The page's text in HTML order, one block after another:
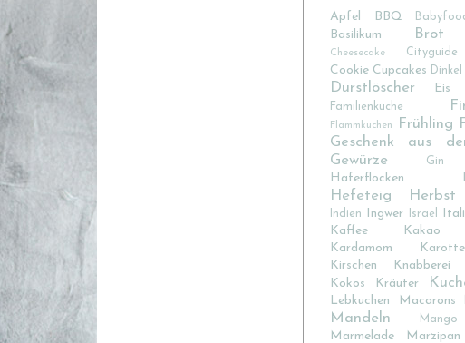
Apfel BBQ
Basilikum Brot
Cheesecake Cityguide
Cookie Cupcakes Dinkel
Durstlöscher Eis
Familienküche
Flammkuchen Frühling
Geschenk aus
Gewürze
Gin
Haferflocken
Hefeteig Herbst
Indien Ingwer Israel
Kaffee
Kakao
Kardamom
Karotte
Kirschen
Knabberei
Kokos
Kräuter
Lebkuchen Macarons
Mandeln Mango
Marmelade
Marzipan